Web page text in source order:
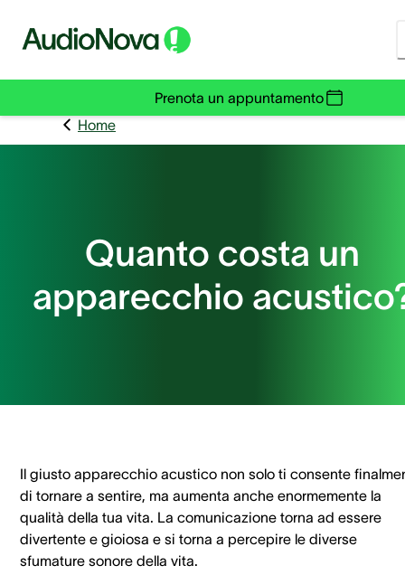
Prenota un appuntamento
Home
Quanto costa un
apparecchio
Il giusto apparecchio acustico non solo ti consente
di tornare a sentire, ma aumenta anche enormemente la
qualità della tua vita. La comunicazione torna ad essere
divertente e gioiosa e si torna a percepire le diverse
sfumature sonore della vita.